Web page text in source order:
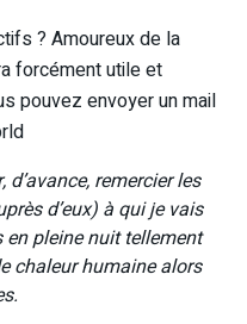
? Amoureux de la
forcément utile et
pouvez envoyer un mail
remercier les
d’eux) à qui je vais
pleine nuit tellement
chaleur humaine alors